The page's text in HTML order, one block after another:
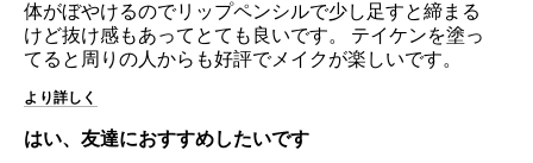
体がぼやけるのでリップペンシルで少し足すと締まる
けど抜け感もあってとても良いです。 テイケンを塗っ
てると周りの人からも好評でメイクが楽しいです。
より詳しく
はい、友達におすすめしたいです